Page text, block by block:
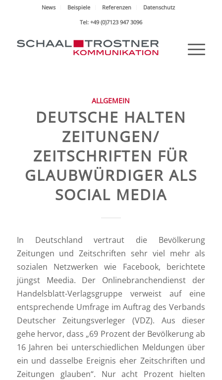
News Beispiele Referenzen
Datenschutz
Tel: +49 (0)7123 947 3096
ALLGEMEIN
DEUTSCHE HALTEN
ZEITUNGEN/
ZEITSCHRIFTEN FÜR
GLAUBWÜRDIGER ALS
SOCIAL MEDIA
In Deutschland vertraut die Bevölkerung
Zeitungen und Zeitschriften sehr viel mehr als
sozialen Netzwerken wie Facebook, berichtete
jüngst Meedia. Der Onlinebranchendienst der
Handelsblatt-Verlagsgruppe verweist auf eine
entsprechende Umfrage im Auftrag des Verbands
Deutscher Zeitungsverleger (VDZ). Aus dieser
gehe hervor, dass „69 Prozent der Bevölkerung ab
16 Jahren bei unterschiedlichen Meldungen über
ein und dasselbe Ereignis eher Zeitschriften und
Zeitungen glauben“. Nur acht Prozent hielten